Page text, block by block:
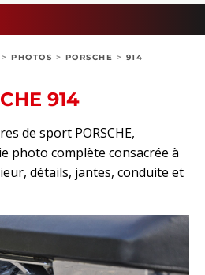
> PHOTOS > PORSCHE > 914
914
de sport PORSCHE,
photo complète consacrée à
détails, jantes, conduite et